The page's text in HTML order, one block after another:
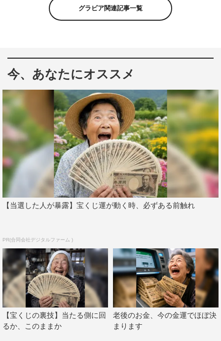
グラビア関連記事一覧
今、あなたにオススメ
【当選した人が暴露】宝くじ運が動く時、必ずある前触れ
PR(合同会社デジタルファーム )
【宝くじの裏技】当たる側に回
るか、このままか
老後のお金、今の金運でほぼ決
まります